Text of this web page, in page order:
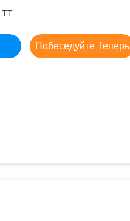
ТТ
Побеседуйте Теперь